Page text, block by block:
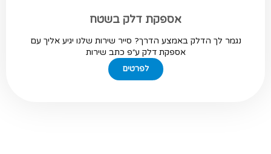
אספקת דלק בשטח
נגמר לך הדלק באמצע הדרך? סייר שירות שלנו יגיע אליך עם
אספקת דלק ע״פ כתב שירות
לפרטים